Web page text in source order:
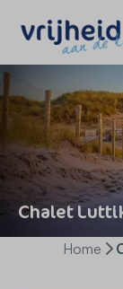
Chalet
Home